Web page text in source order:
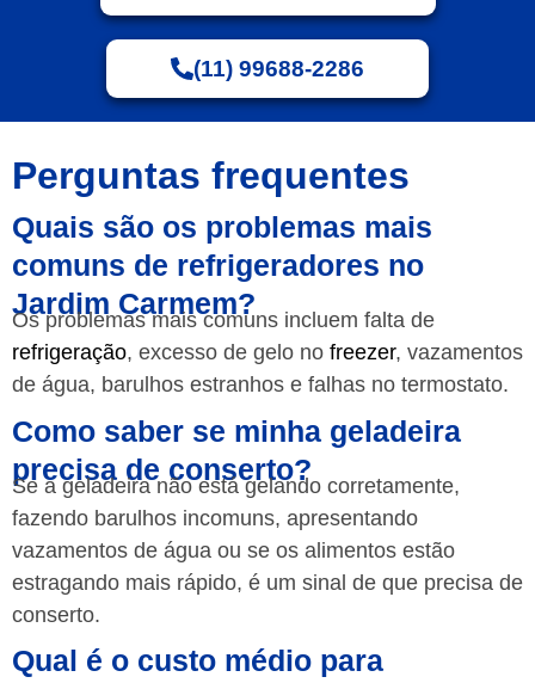
(11) 99688-2286
Perguntas frequentes
Quais são os problemas mais
comuns de refrigeradores no
Jardim Carmem?
Os problemas mais comuns incluem falta de
refrigeração, excesso de gelo no freezer, vazamentos
de água, barulhos estranhos e falhas no termostato.
Como saber se minha geladeira
precisa de conserto?
Se a geladeira não está gelando corretamente,
fazendo barulhos incomuns, apresentando
vazamentos de água ou se os alimentos estão
estragando mais rápido, é um sinal de que precisa de
conserto.
Qual é o custo médio para